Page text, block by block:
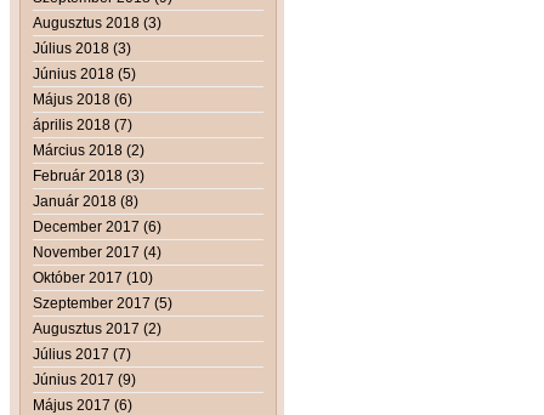
Augusztus 2018 (3)
Július 2018 (3)
Június 2018 (5)
Május 2018 (6)
április 2018 (7)
Március 2018 (2)
Február 2018 (3)
Január 2018 (8)
December 2017 (6)
November 2017 (4)
Október 2017 (10)
Szeptember 2017 (5)
Augusztus 2017 (2)
Július 2017 (7)
Június 2017 (9)
Május 2017 (6)